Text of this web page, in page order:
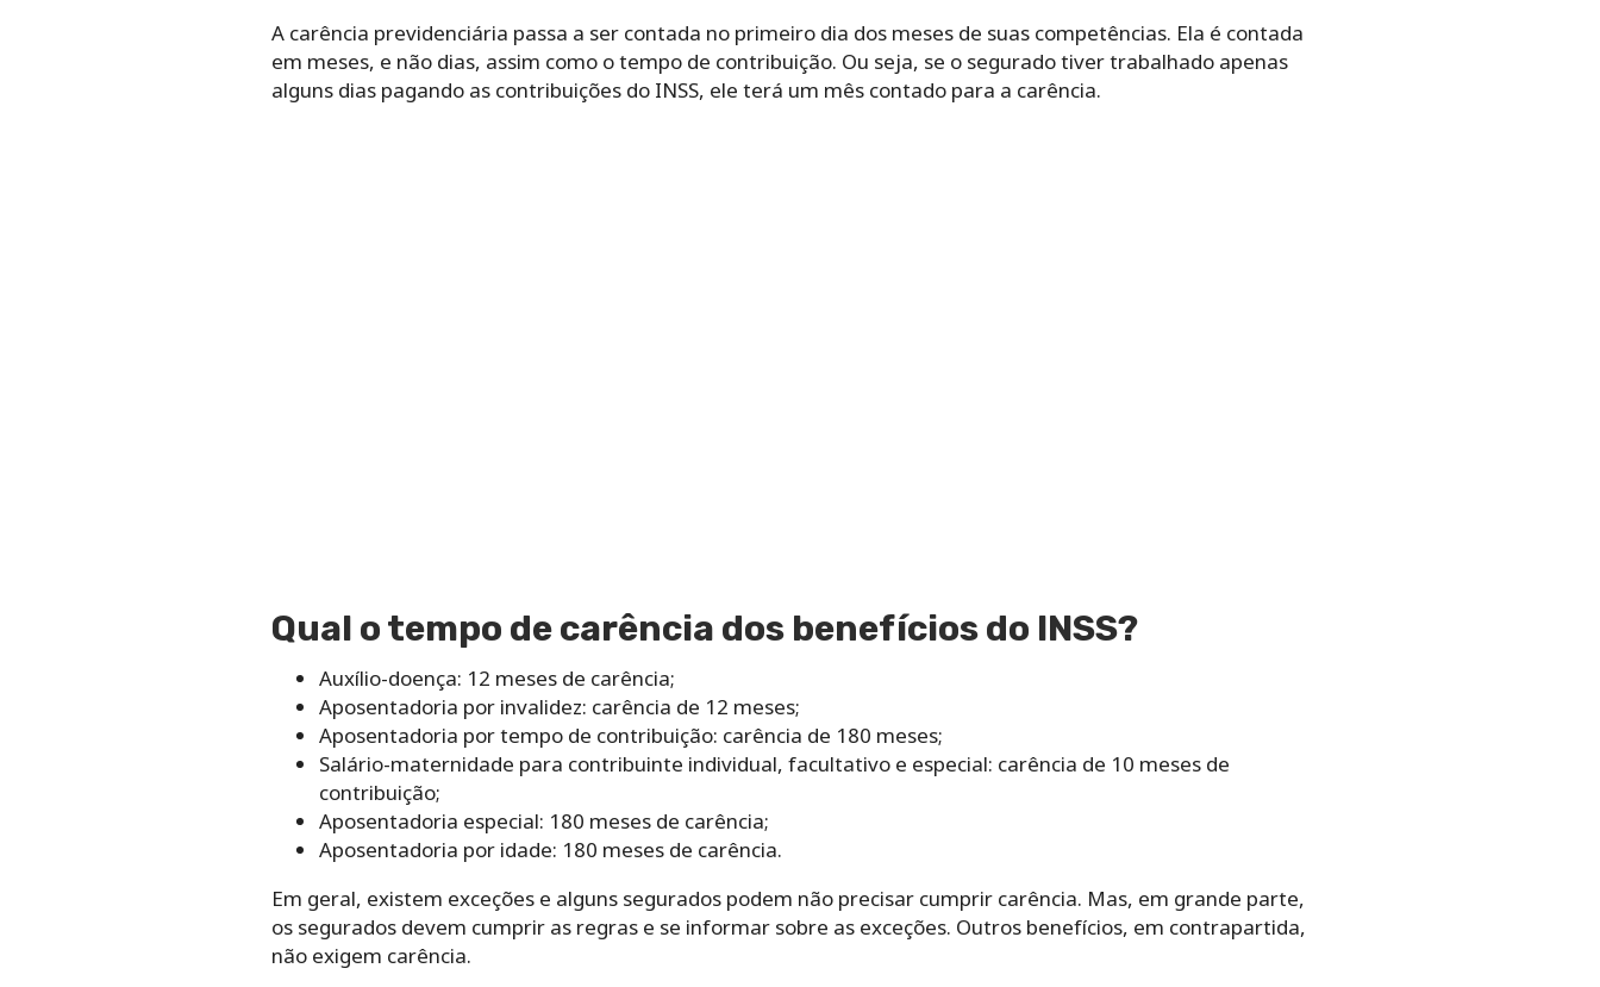
A carência previdenciária passa a ser contada no primeiro dia dos meses de suas competências. Ela é contada
em meses, e não dias, assim como o tempo de contribuição. Ou seja, se o segurado tiver trabalhado apenas
alguns dias pagando as contribuições do INSS, ele terá um mês contado para a carência.
Qual o tempo de carência dos benefícios do INSS?
Auxílio-doença: 12 meses de carência;
Aposentadoria por invalidez: carência de 12 meses;
Aposentadoria por tempo de contribuição: carência de 180 meses;
Salário-maternidade para contribuinte individual, facultativo e especial: carência de 10 meses de
contribuição;
Aposentadoria especial: 180 meses de carência;
Aposentadoria por idade: 180 meses de carência.
Em geral, existem exceções e alguns segurados podem não precisar cumprir carência. Mas, em grande parte,
os segurados devem cumprir as regras e se informar sobre as exceções. Outros benefícios, em contrapartida,
não exigem carência.